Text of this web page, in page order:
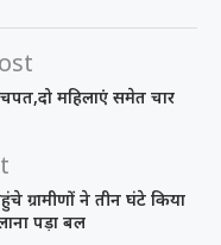
महिलाएं समेत चार
ग्रामीणों ने तीन घंटे किया
पड़ा बल